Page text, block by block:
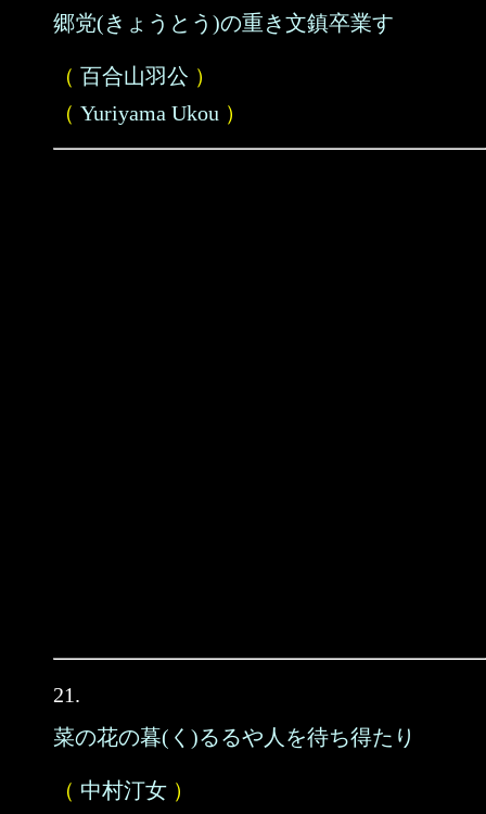
郷党(きょうとう)の重き文鎮卒業す
（ 百合山羽公 ）
（ Yuriyama Ukou ）
21.
菜の花の暮(く)るるや人を待ち得たり
（ 中村汀女 ）